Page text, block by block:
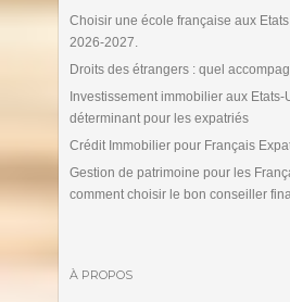
Choisir une école française aux
2026-2027.
Droits des étrangers : quel
Investissement immobilier aux Etats-
déterminant pour les expatriés
Crédit Immobilier pour Français
Gestion de patrimoine pour les
comment choisir le bon conseiller
À PROPOS